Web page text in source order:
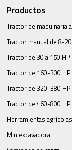
Productos
Tractor de maquinaria
Tractor manual de 8-
Tractor de 30 a 150 HP
Tractor de 160-300 HP
Tractor de 320-380 HP
Tractor de 460-800 HP
Herramientas agrícolas
Miniexcavadora